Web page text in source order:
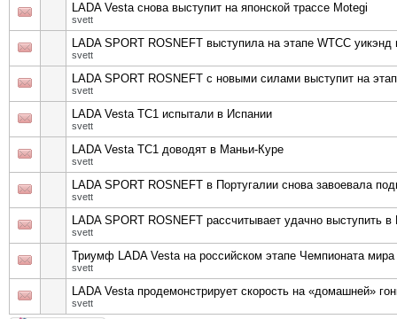
LADA Vesta снова выступит на японской трассе Motegi
svett
LADA SPORT ROSNEFT выступила на этапе WTCC уикэнд
svett
LADA SPORT ROSNEFT с новыми силами выступит на
svett
LADA Vesta TC1 испытали в Испании
svett
LADA Vesta TC1 доводят в Маньи-Куре
svett
LADA SPORT ROSNEFT в Португалии снова завоевала
svett
LADA SPORT ROSNEFT рассчитывает удачно выступить в
svett
Триумф LADA Vesta на российском этапе Чемпионата мира
svett
LADA Vesta продемонстрирует скорость на «домашней»
svett